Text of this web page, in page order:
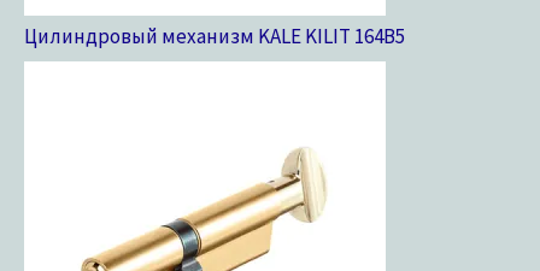
Цилиндровый механизм KALE KILIT 164B5